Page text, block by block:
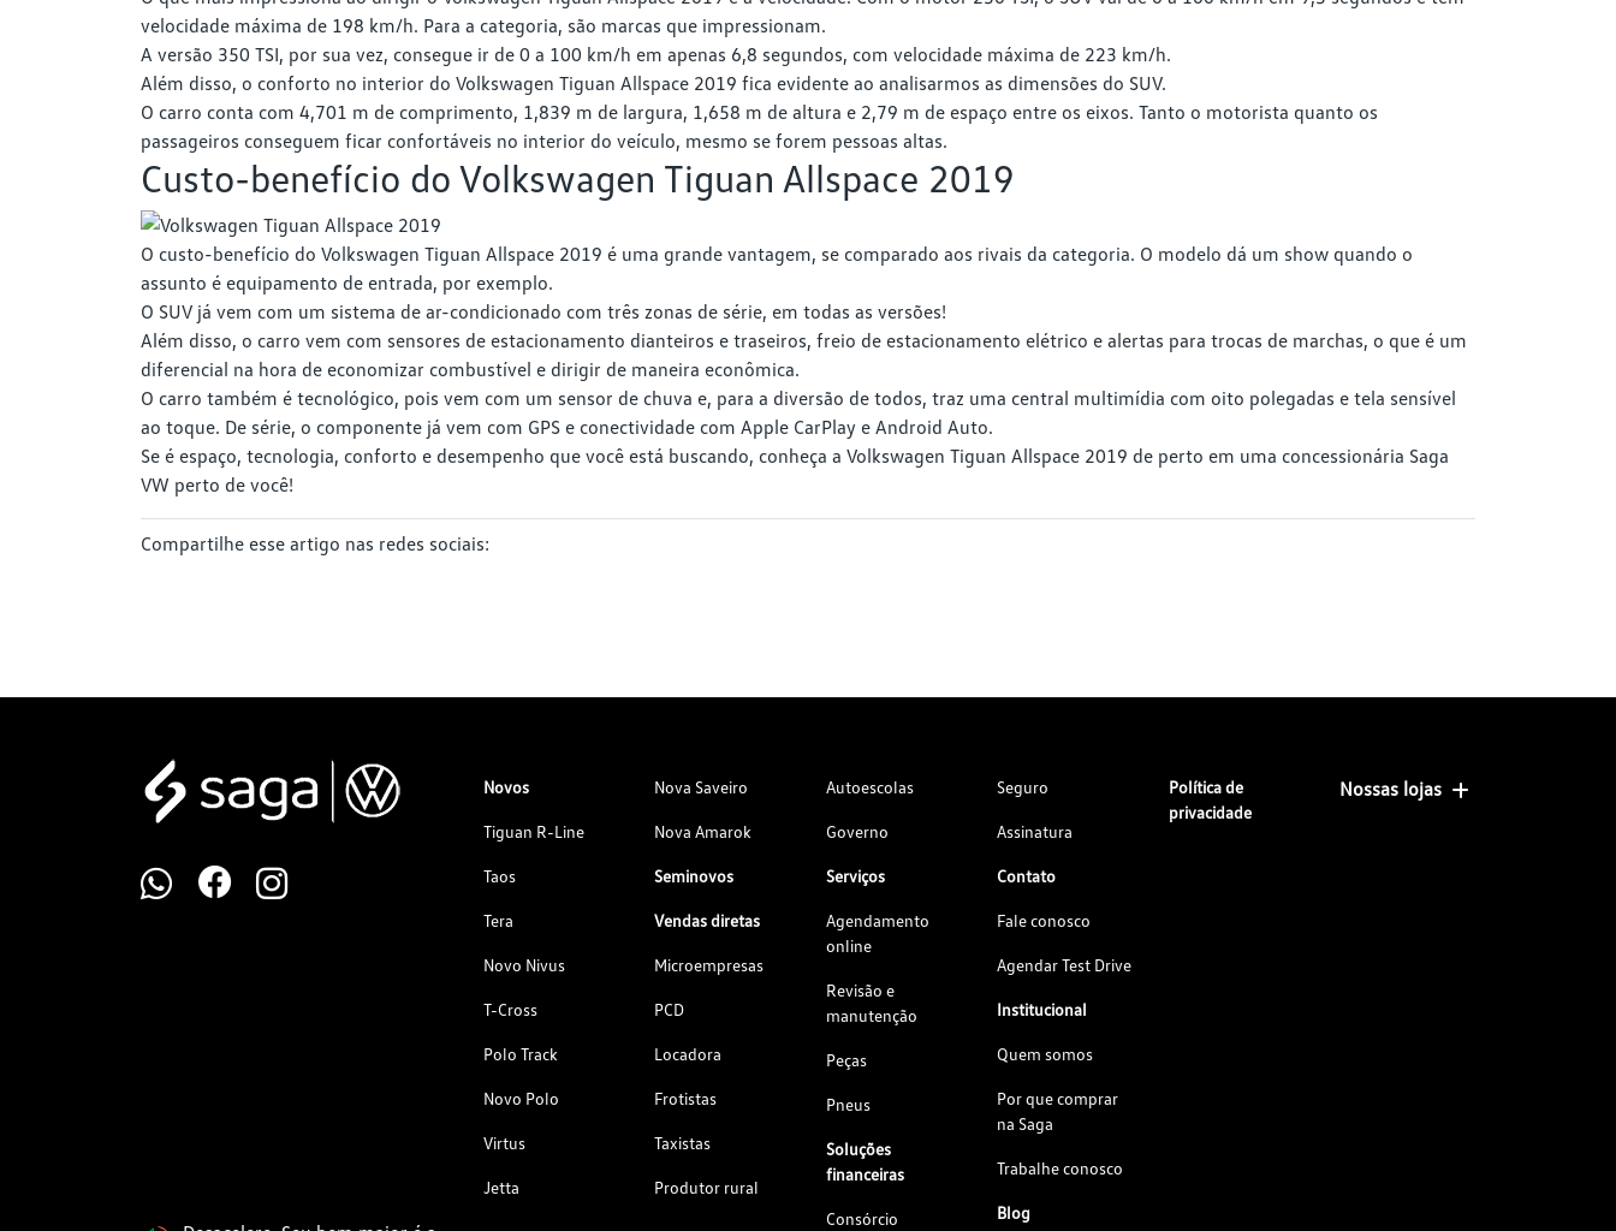
velocidade máxima de 198 km/h. Para a categoria, são marcas que impressionam.
A versão 350 TSI, por sua vez, consegue ir de 0 a 100 km/h em apenas 6,8 segundos, com velocidade máxima de 223 km/h.
Além disso, o conforto no interior do Volkswagen Tiguan Allspace 2019 fica evidente ao analisarmos as dimensões do SUV.
O carro conta com 4,701 m de comprimento, 1,839 m de largura, 1,658 m de altura e 2,79 m de espaço entre os eixos. Tanto o motorista quanto os
passageiros conseguem ficar confortáveis no interior do veículo, mesmo se forem pessoas altas.
Custo-benefício do Volkswagen Tiguan Allspace 2019
O custo-benefício do Volkswagen Tiguan Allspace 2019 é uma grande vantagem, se comparado aos rivais da categoria. O modelo dá um show quando o
assunto é equipamento de entrada, por exemplo.
O SUV já vem com um sistema de ar-condicionado com três zonas de série, em todas as versões!
Além disso, o carro vem com sensores de estacionamento dianteiros e traseiros, freio de estacionamento elétrico e alertas para trocas de marchas, o que é um
diferencial na hora de economizar combustível e dirigir de maneira econômica.
O carro também é tecnológico, pois vem com um sensor de chuva e, para a diversão de todos, traz uma central multimídia com oito polegadas e tela sensível
ao toque. De série, o componente já vem com GPS e conectividade com Apple CarPlay e Android Auto.
Se é espaço, tecnologia, conforto e desempenho que você está buscando, conheça a Volkswagen Tiguan Allspace 2019 de perto em uma concessionária Saga
VW perto de você!
Compartilhe esse artigo nas redes sociais:
Novos
Tiguan R-Line
Taos
Tera
Novo Nivus
T-Cross
Polo Track
Novo Polo
Virtus
Jetta
Nova Saveiro
Nova Amarok
Seminovos
Vendas diretas
Microempresas
PCD
Locadora
Frotistas
Taxistas
Produtor rural
Autoescolas
Governo
Serviços
Agendamento
online
Revisão e
manutenção
Peças
Pneus
Soluções
financeiras
Consórcio
Seguro
Assinatura
Contato
Fale conosco
Agendar Test Drive
Institucional
Quem somos
Por que comprar
na Saga
Trabalhe conosco
Blog
Política de
privacidade
Nossas lojas